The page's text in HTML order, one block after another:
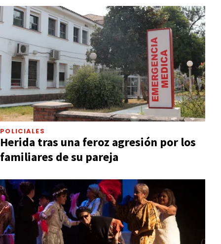
POLICIALES
Herida tras una feroz agresión por los
familiares de su pareja